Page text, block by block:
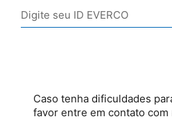
Caso tenha dificuldades
favor entre em contato com